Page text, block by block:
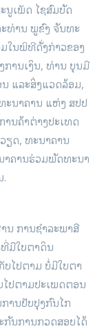
ນູເພັດ ໄຊສົມບັດ
ທ່ານ ພູຂົງ ຈັນທະ
ໃນພິທີດັ່ງກ່າວຂອງ
ການເງິນ, ທ່ານ ບຸນມີ
ແລະສິ່ງແວດລ້ອມ,
ະນາຄານ ແຫ່ງ ສປປ
ນຄ້າຕ່າງປະເທດ
ຽດ, ທະນາຄານ
າຄານຮ່ວມພັດທະນາ
.
ນ ການຊໍາລະພາສີ
ມີໃບຕາດິນ
ບໄປຕາມ ບໍ່ມີໃບຕາ
ໄປຕາມປະເພດຕອນ
ານປັບປຸງກົນໄກ
ກັນການກວດສອບໄດ້